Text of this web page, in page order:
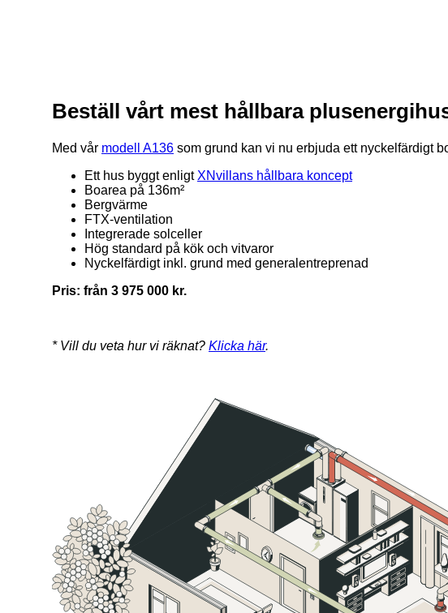
Beställ vårt mest hållbara
Med vår modell A136 som grund kan vi nu erbjuda ett nyckelfärdigt
Ett hus byggt enligt XNvillans hållbara koncept
Boarea på 136m²
Bergvärme
FTX-ventilation
Integrerade solceller
Hög standard på kök och vitvaror
Nyckelfärdigt inkl. grund med generalentreprenad
Pris: från 3 975 000 kr.
* Vill du veta hur vi räknat? Klicka här.